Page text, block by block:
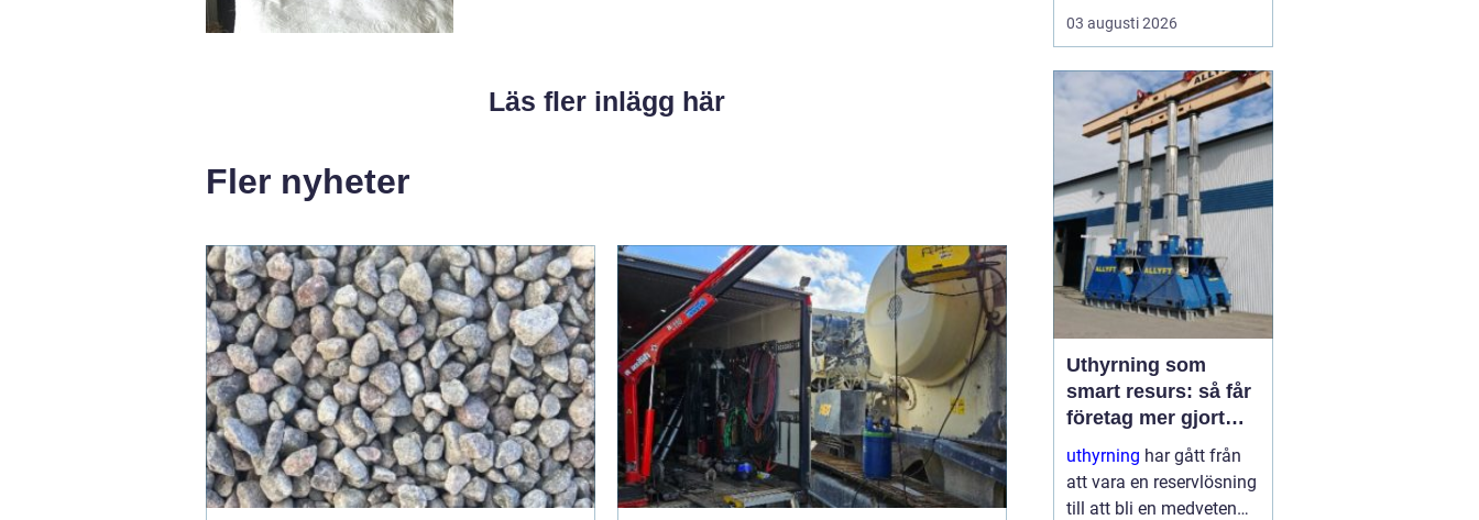
Läs fler inlägg här
Fler nyheter
entreprenad, skog och
lantbruk. När de stannar,
genomtänkt
maskinservice intebara
en kostnad, utan ett sätt
a...
03 augusti 2026
Uthyrning som
smart resurs: så får
företag mer gjort
med mindre
uthyrning har gått från
att vara en reservlösning
till att bli en medveten